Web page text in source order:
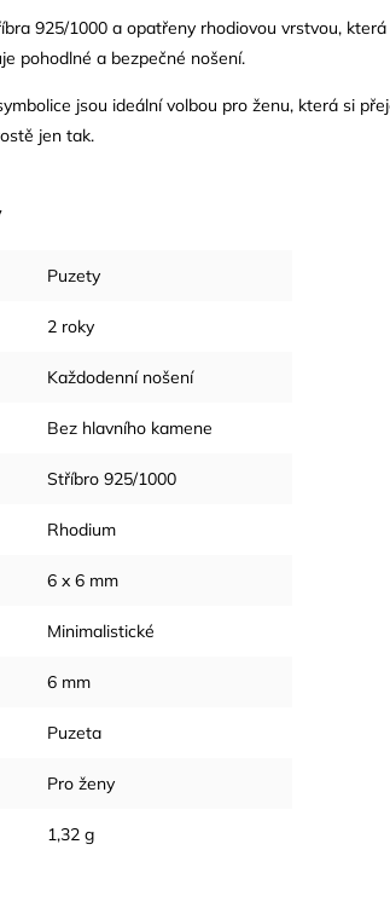
925/1000 a opatřeny rhodiovou vrstvou,
pohodlné a bezpečné nošení.
jsou ideální volbou pro ženu, která si
jen tak.
Puzety
2 roky
Každodenní nošení
Bez hlavního kamene
Stříbro 925/1000
Rhodium
6 x 6 mm
Minimalistické
6 mm
Puzeta
Pro ženy
1,32 g